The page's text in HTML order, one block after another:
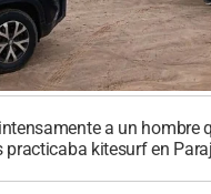
a un hombre
practicaba kitesurf en